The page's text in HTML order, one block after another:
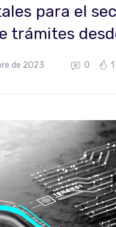
para el
trámites
de 2023 0 1